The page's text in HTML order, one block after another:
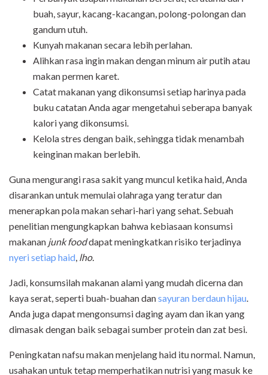
buah, sayur, kacang-kacangan, polong-polongan dan
gandum utuh.
Kunyah makanan secara lebih perlahan.
Alihkan rasa ingin makan dengan minum air putih atau
makan permen karet.
Catat makanan yang dikonsumsi setiap harinya pada
buku catatan Anda agar mengetahui seberapa banyak
kalori yang dikonsumsi.
Kelola stres dengan baik, sehingga tidak menambah
keinginan makan berlebih.
Guna mengurangi rasa sakit yang muncul ketika haid, Anda
disarankan untuk memulai olahraga yang teratur dan
menerapkan pola makan sehari-hari yang sehat. Sebuah
penelitian mengungkapkan bahwa kebiasaan konsumsi
makanan junk fooddapat meningkatkan risiko terjadinya
nyeri setiap haid, lho.
Jadi, konsumsilah makanan alami yang mudah dicerna dan
kaya serat, seperti buah-buahan dansayuran berdaun hijau.
Anda juga dapat mengonsumsi daging ayam dan ikan yang
dimasak dengan baik sebagai sumber protein dan zat besi.
Peningkatan nafsu makan menjelang haid itu normal. Namun,
usahakan untuk tetap memperhatikan nutrisi yang masuk ke